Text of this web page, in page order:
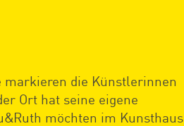
markieren die Künstlerinnen
Ort hat seine eigene
möchten im Kunsthaus